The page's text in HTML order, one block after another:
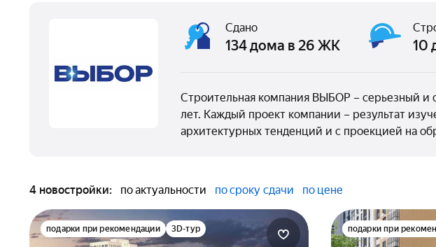
Сдано
134 дома в 26 ЖК 10
Строительная компания ВЫБОР – серьезный и
лет. Каждый проект компании – результат
архитектурных тенденций и с проекцией на
4 новостройки: по актуальности по сроку сдачи по цене
подарки при рекомендации 3D-тур подарки при